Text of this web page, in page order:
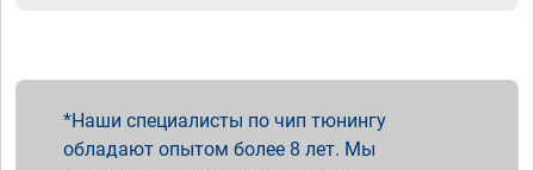
Наши специалисты по чип тюнингу
обладают опытом более 8 лет. Мы